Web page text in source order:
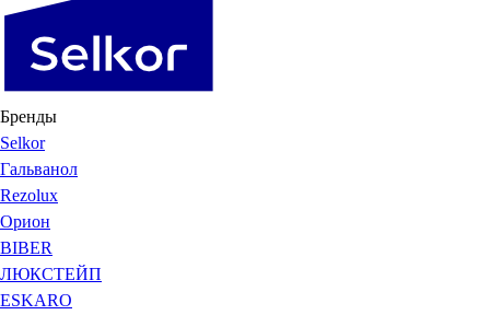
Бренды
Selkor
Гальванол
Rezolux
Орион
BIBER
ЛЮКСТЕЙП
ESKARO